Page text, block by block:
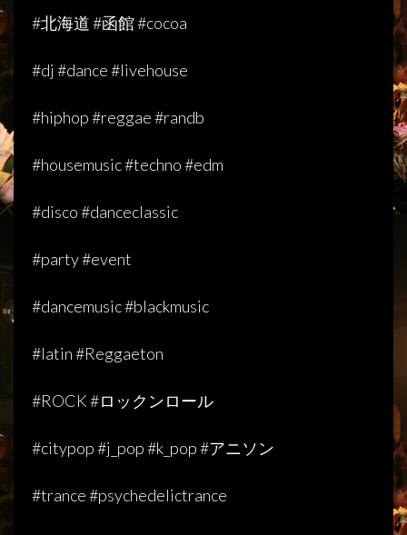
#北海道#函館#cocoa
#dj #dance #livehouse
#hiphop #reggae #randb
#housemusic #techno #edm
#disco #danceclassic
#party #event
#dancemusic #blackmusic
#latin #Reggaeton
#ROCK #ロックンロール
#citypop #j_pop #k_pop #アニソン
#trance #psychedelictrance